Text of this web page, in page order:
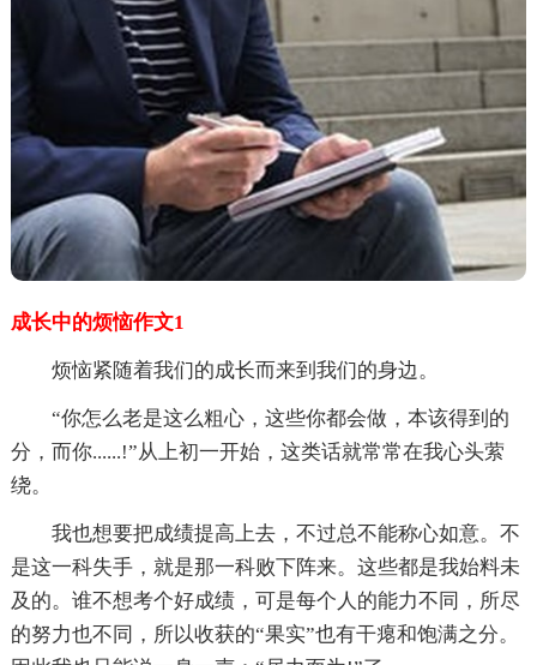
成长中的烦恼作文1
烦恼紧随着我们的成长而来到我们的身边。
“你怎么老是这么粗心，这些你都会做，本该得到的
分，而你......!”从上初一开始，这类话就常常在我心头萦
绕。
我也想要把成绩提高上去，不过总不能称心如意。不
是这一科失手，就是那一科败下阵来。这些都是我始料未
及的。谁不想考个好成绩，可是每个人的能力不同，所尽
的努力也不同，所以收获的“果实”也有干瘪和饱满之分。